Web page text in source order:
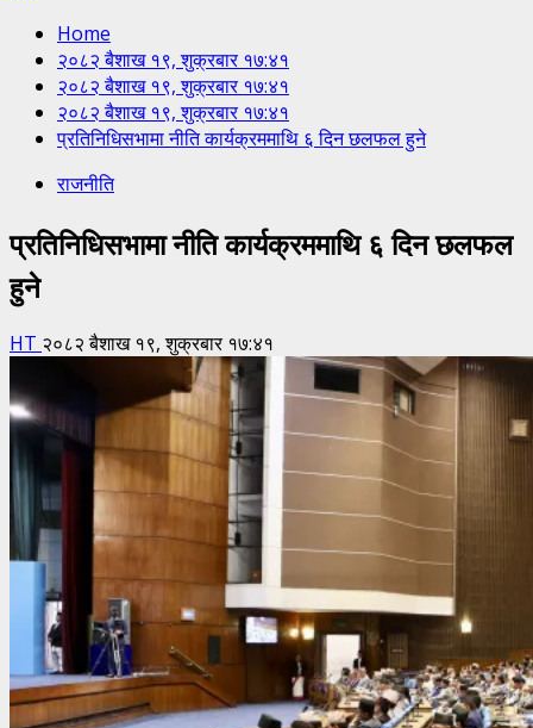
Home
२०८२ बैशाख १९, शुक्रबार १७:४१
२०८२ बैशाख १९, शुक्रबार १७:४१
२०८२ बैशाख १९, शुक्रबार १७:४१
प्रतिनिधिसभामा नीति कार्यक्रममाथि ६ दिन छलफल हुने
राजनीति
प्रतिनिधिसभामा नीति कार्यक्रममाथि ६ दिन छलफल
हुने
HT २०८२ बैशाख १९, शुक्रबार १७:४१